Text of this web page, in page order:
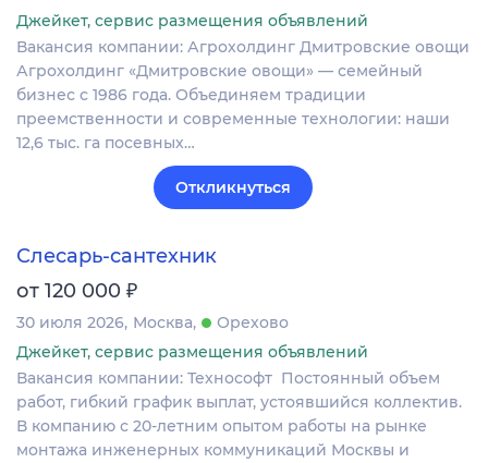
Джейкет, сервис размещения объявлений
Вакансия компании: Агрохолдинг Дмитровские овощи
Агрохолдинг «Дмитровские овощи» — семейный
бизнес с 1986 года. Объединяем традиции
преемственности и современные технологии: наши
12,6 тыс. га посевных…
Откликнуться
Слесарь-сантехник
от 120 000 ₽
30 июля 2026 Москва
Орехово
Джейкет, сервис размещения объявлений
Вакансия компании: Технософт Постоянный объем
работ, гибкий график выплат, устоявшийся коллектив.
В компанию с 20-летним опытом работы на рынке
монтажа инженерных коммуникаций Москвы и